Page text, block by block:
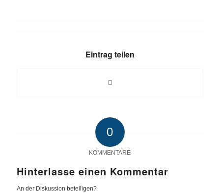
Eintrag teilen
0
KOMMENTARE
Hinterlasse einen Kommentar
An der Diskussion beteiligen?